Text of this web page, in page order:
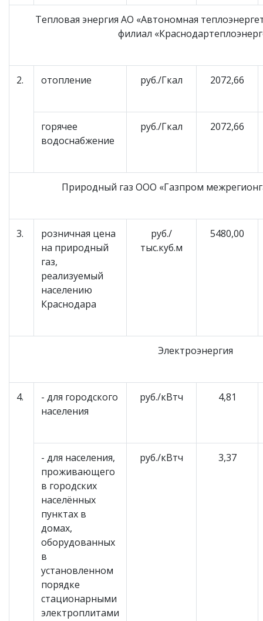
Тепловая энергия АО «Автономная
филиал
2. отопление руб./Гкал 2072,66
горячее
водоснабжение
руб./Гкал 2072,66
Природный газ ООО «Газпром
3.
розничная цена
на природный
газ,
реализуемый
населению
Краснодара
руб./
тыс.куб.м
5480,00
Электроэнергия
4.
- для городского
населения
руб./кВтч 4,81
- для населения,
проживающего
в городских
населённых
пунктах в
домах,
оборудованных
в
установленном
порядке
стационарными
электроплитами
руб./кВтч 3,37